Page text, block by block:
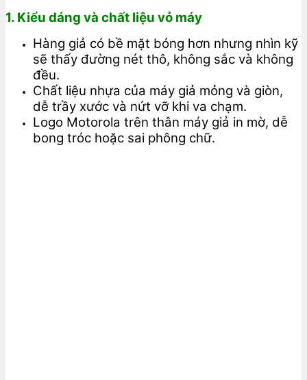
1. Kiểu dáng và chất liệu vỏ máy
Hàng giả có bề mặt bóng hơn nhưng nhìn kỹ
sẽ thấy đường nét thô, không sắc và không
đều.
Chất liệu nhựa của máy giả mỏng và giòn,
dễ trầy xước và nứt vỡ khi va chạm.
Logo Motorola trên thân máy giả in mờ, dễ
bong tróc hoặc sai phông chữ.